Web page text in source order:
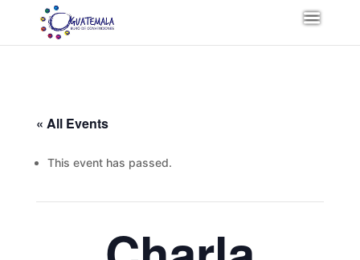
« All Events
This event has passed.